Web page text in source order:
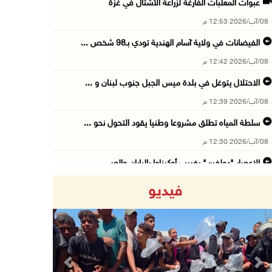
عبوات المعلبات الفارغة لزراعة الأشتال في غزة
08/آب/2026 12:53 م
الفيضانات في ولاية آسام الهندية تودي بـ98 شخص ...
08/آب/2026 12:42 م
الاحتلال يتوغل في بلدة ميس الجبل جنوب لبنان و ...
08/آب/2026 12:39 م
سلطة المياه تطلق مشروعا وطنيا يقود التحول نحو ...
08/آب/2026 12:30 م
الإعصار "دولفين" يضرب أوكيناوا باليابان والصي ...
08/آب/2026 11:44 ص
الاحتلال يواصل تجريف أراضٍ في سنجل شمال رام ...
08/آب/2026 11:35 ص
فيديو
Previous Next